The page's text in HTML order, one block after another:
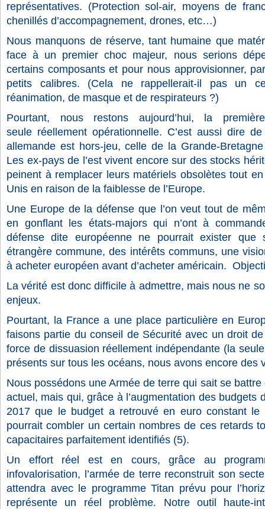
représentatives. (Protection sol-air, moyens de
chenillés d’accompagnement, drones, etc…)
Nous manquons de réserve, tant humaine que
face à un premier choc majeur, nous serions
certains composants et pour nous approvisionner,
petits calibres. (Cela ne rappellerait-il pas un
réanimation, de masque et de respirateurs ?)
Pourtant, nous restons aujourd’hui, la
seule réellement opérationnelle. C’est aussi dire
allemande est hors-jeu, celle de la Grande-
Les ex-pays de l’est vivent encore sur des stocks
peinent à remplacer leurs matériels obsolètes tout
Unis en raison de la faiblesse de l’Europe.
Une Europe de la défense que l’on veut tout de
en gonflant les états-majors qui n’ont à
défense dite européenne ne pourrait exister
étrangère commune, des intérêts communs, une
à acheter européen avant d’acheter américain.
La vérité est donc difficile à admettre, mais nous ne
enjeux.
Pourtant, la France a une place particulière en
faisons partie du conseil de Sécurité avec un droit
force de dissuasion réellement indépendante (la
présents sur tous les océans, nous avons encore des
Nous possédons une Armée de terre qui sait se battre
actuel, mais qui, grâce à l’augmentation des budgets
2017 que le budget a retrouvé en euro constant le
pourrait combler un certain nombres de ces retards
capacitaires parfaitement identifiés (5).
Un effort réel est en cours, grâce au
infovalorisation, l’armée de terre reconstruit son
attendra avec le programme Titan prévu pour
représente un réel problème. Notre outil haute-